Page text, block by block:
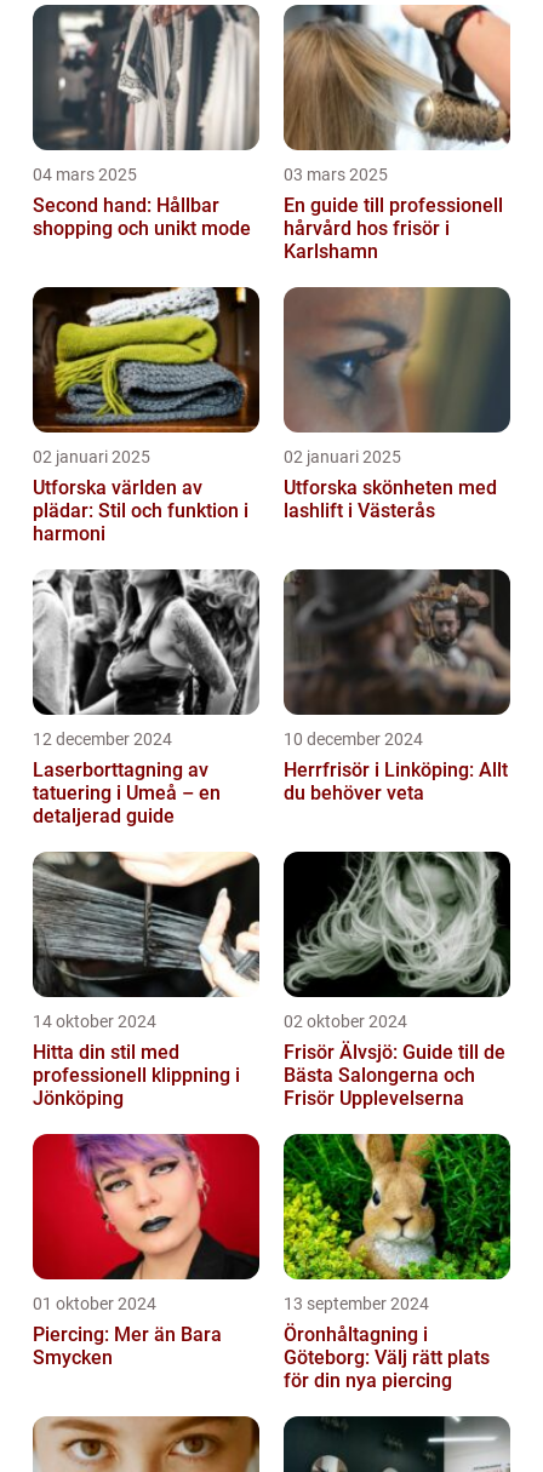
04 mars 2025
Second hand: Hållbar
shopping och unikt mode
03 mars 2025
En guide till professionell
hårvård hos frisör i
Karlshamn
02 januari 2025
Utforska världen av
plädar: Stil och funktion i
harmoni
02 januari 2025
Utforska skönheten med
lashlift i Västerås
12 december 2024
Laserborttagning av
tatuering i Umeå – en
detaljerad guide
10 december 2024
Herrfrisör i Linköping: Allt
du behöver veta
14 oktober 2024
Hitta din stil med
professionell klippning i
Jönköping
02 oktober 2024
Frisör Älvsjö: Guide till de
Bästa Salongerna och
Frisör Upplevelserna
01 oktober 2024
Piercing: Mer än Bara
Smycken
13 september 2024
Öronhåltagning i
Göteborg: Välj rätt plats
för din nya piercing